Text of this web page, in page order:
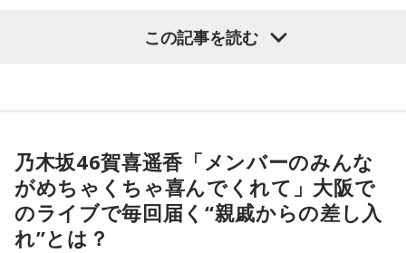
-「素晴らしい素敵な取り組み」-
TCC Therapy Parkは「馬を救い、人を助ける」をコンセプト
に、競走馬として活躍した後、ケガやさまざまな事情によっ
て引退を余儀なくされた馬たちの新たな居場所を提供する施
この記事を読む
乃木坂46賀喜遥香「メンバーのみんな
がめちゃくちゃ喜んでくれて」大阪で
のライブで毎回届く“親戚からの差し入
れ”とは？